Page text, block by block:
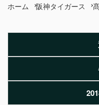
ホーム 阪神タイガース